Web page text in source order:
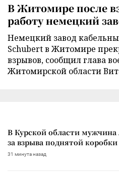
В Житомире после
работу немецкий
Немецкий завод
Schubert в Житомире
взрывов, сообщил глава
Житомирской области
В Курской области
за взрыва поднятой коробки
31 минута назад